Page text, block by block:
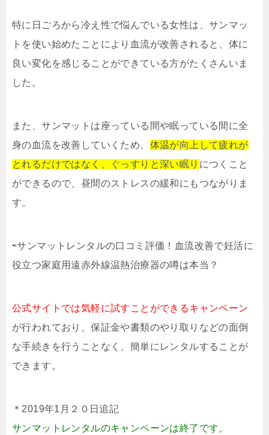
特に日ごろから冷え性で悩んでいる女性は、サンマッ
トを使い始めたことにより血流が改善されると、体に
良い変化を感じることができている方がたくさんいま
した。
また、サンマットは座っている間や眠っている間に全
身の血流を改善していくため、 体温が向上して疲れが
とれるだけではなく、ぐっすりと深い眠り につくこと
ができるので、昼間のストレスの緩和にもつながりま
す。
⇨サンマットレンタルの口コミ評価！血流改善で妊活に
役立つ家庭用遠赤外線温熱治療器の噂は本当？
公式サイトでは気軽に試すことができるキャンペーン
が行われており、保証金や書類のやり取りなどの面倒
な手続きを行うことなく、簡単にレンタルすることが
できます。
＊2019年1月２０日追記
サンマットレンタルのキャンペーンは終了です。